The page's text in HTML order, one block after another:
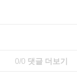
0/0 댓글 더보기